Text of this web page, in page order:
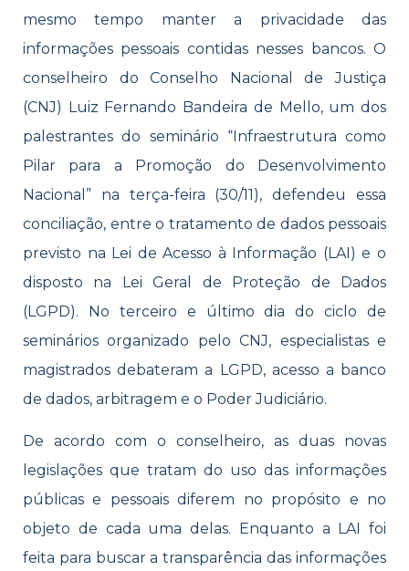
mesmo tempo manter a privacidade das
informações pessoais contidas nesses bancos. O
conselheiro do Conselho Nacional de Justiça
(CNJ) Luiz Fernando Bandeira de Mello, um dos
palestrantes do seminário “Infraestrutura como
Pilar para a Promoção do Desenvolvimento
Nacional” na terça-feira (30/11), defendeu essa
conciliação, entre o tratamento de dados pessoais
previsto na Lei de Acesso à Informação (LAI) e o
disposto na Lei Geral de Proteção de Dados
(LGPD). No terceiro e último dia do ciclo de
seminários organizado pelo CNJ, especialistas e
magistrados debateram a LGPD, acesso a banco
de dados, arbitragem e o Poder Judiciário.
De acordo com o conselheiro, as duas novas
legislações que tratam do uso das informações
públicas e pessoais diferem no propósito e no
objeto de cada uma delas. Enquanto a LAI foi
feita para buscar a transparência das informações